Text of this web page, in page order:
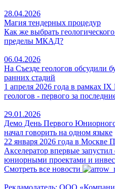
28.04.2026
Магия тендерных процедур
Как же выбрать
пределы МКАД?
06.04.2026
На Съезде геологов обсудили
ранних стадий
1 апреля 2026 года в рамках IX
геологов - первого за
29.01.2026
Демо День Первого
начал говорить на одном языке
22 января 2026 года в
Акселератор впервые
юниорными проектами и
Смотреть все новости
Рекламодатель: ООО